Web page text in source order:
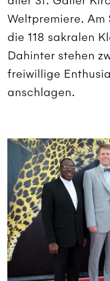
Weltpremiere.
die 118 sakralen
Dahinter stehen
freiwillige
anschlagen.